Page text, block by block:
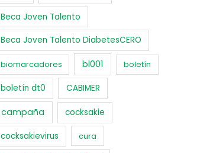
Beca Joven Talento
Beca Joven Talento DiabetesCERO
biomarcadores bl001 boletín
boletín dt0 CABIMER
campaña cocksakie
cocksakievirus cura